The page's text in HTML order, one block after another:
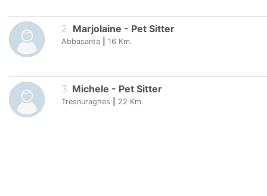
2. Marjolaine - Pet Sitter
Abbasanta 16 Km.
3. Michele - Pet Sitter
Tresnuraghes 22 Km.